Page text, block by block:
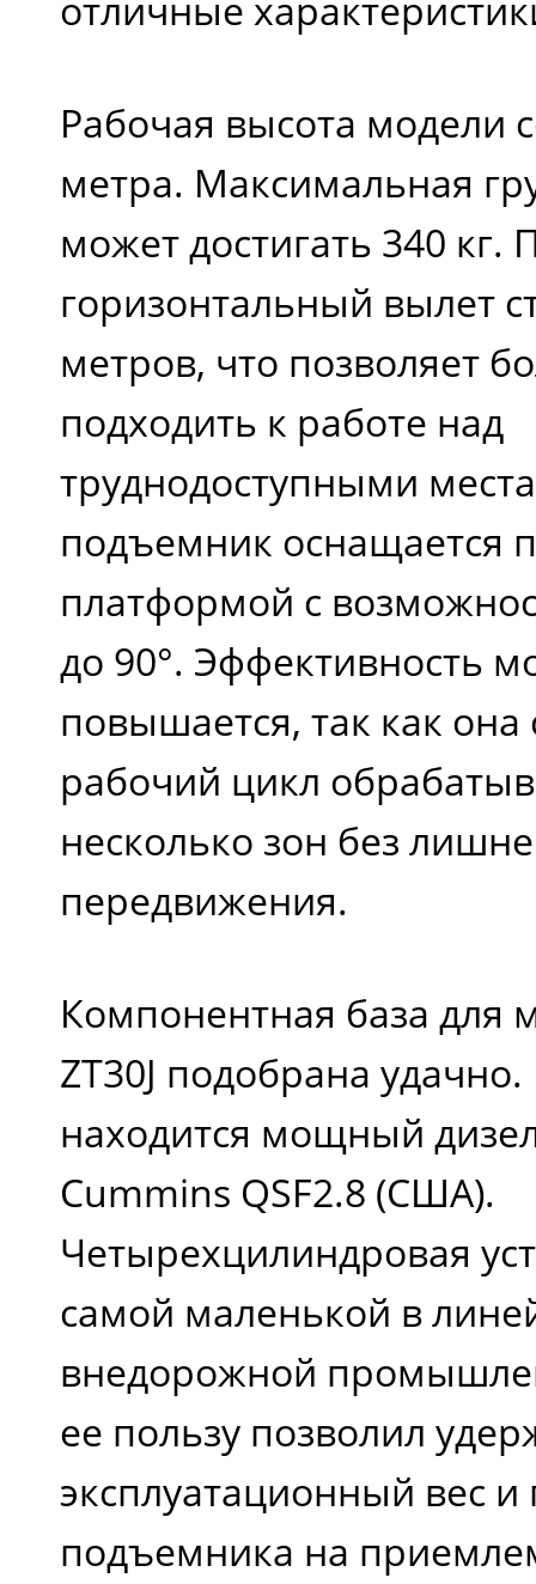
Рабочая высота модели
метра. Максимальная
может достигать 340 кг.
горизонтальный вылет
метров, что позволяет
подходить к работе над
труднодоступными
подъемник оснащается
платформой с
до 90°. Эффективность
повышается, так как она
рабочий цикл
несколько зон без
передвижения.
Компонентная база для
ZT30J подобрана
находится мощный
Cummins QSF2.8 (США).
Четырехцилиндровая
самой маленькой в
внедорожной
ее пользу позволил
эксплуатационный вес и
подъемника на